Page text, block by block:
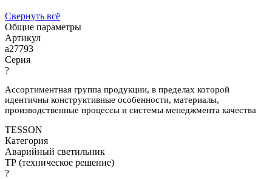
Свернуть всё
Общие параметры
Артикул
a27793
Серия
?
Ассортиментная группа продукции, в пределах которой
идентичны конструктивные особенности, материалы,
производственные процессы и системы менеджмента качества
TESSON
Категория
Аварийный светильник
ТР (техническое решение)
?